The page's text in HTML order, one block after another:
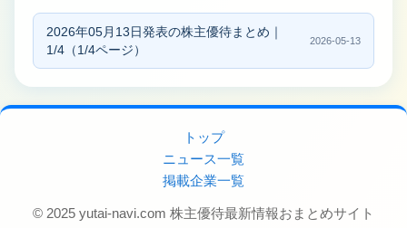
2026年05月13日発表の株主優待まとめ｜
1/4（1/4ページ）
2026-05-13
トップ
ニュース一覧
掲載企業一覧
© 2025 yutai-navi.com 株主優待最新情報おまとめサイト